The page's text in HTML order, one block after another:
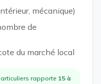
mécanique)
de
du marché local
rapporte 15 à